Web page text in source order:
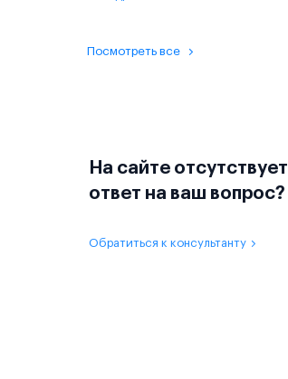
Посмотреть все
На сайте отсутствует
ответ на ваш вопрос?
Обратиться к консультанту